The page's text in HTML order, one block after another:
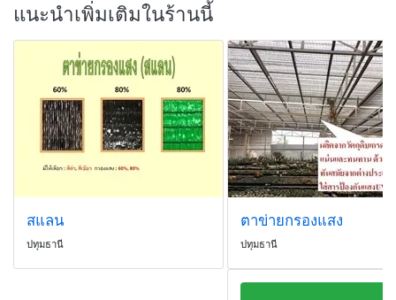
แนะนำเพิ่มเติมในร้านนี้
สแลน
ปทุมธานี
ตาข่ายกรองแสง
ปทุมธานี